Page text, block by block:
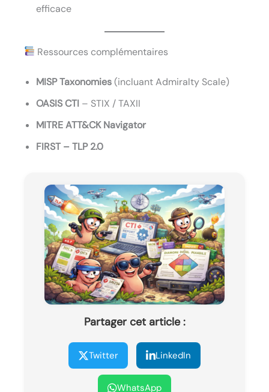
efficace
Ressources complémentaires
MISP Taxonomies(incluant Admiralty Scale)
OASIS CTI – STIX / TAXII
MITRE ATT&CK Navigator
FIRST – TLP 2.0
Partager cet article :
Twitter LinkedIn
WhatsApp